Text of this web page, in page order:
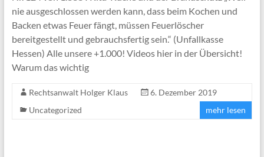
nie ausgeschlossen werden kann, dass beim Kochen und
Backen etwas Feuer fängt, müssen Feuerlöscher
bereitgestellt und gebrauchsfertig sein.“ (Unfallkasse
Hessen) Alle unsere +1.000! Videos hier in der Übersicht!
Warum das wichtig
Rechtsanwalt Holger Klaus
6. Dezember 2019
Uncategorized
mehr lesen